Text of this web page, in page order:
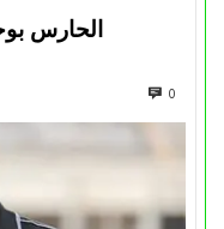
الحارس
0